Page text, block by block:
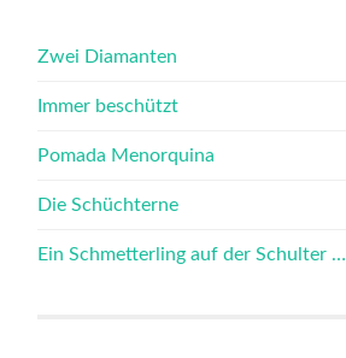
Zwei Diamanten
Immer beschützt
Pomada Menorquina
Die Schüchterne
Ein Schmetterling auf der Schulter …